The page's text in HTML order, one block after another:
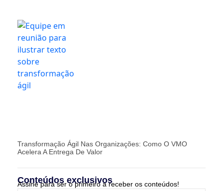
Transformação Ágil Nas Organizações: Como O VMO
Acelera A Entrega De Valor
Conteúdos exclusivos
Assine para ser o primeiro a receber os conteúdos!